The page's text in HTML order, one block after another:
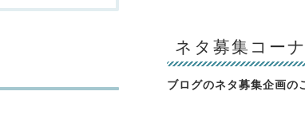
ネタ募集コー
ブログのネタ募集企画の